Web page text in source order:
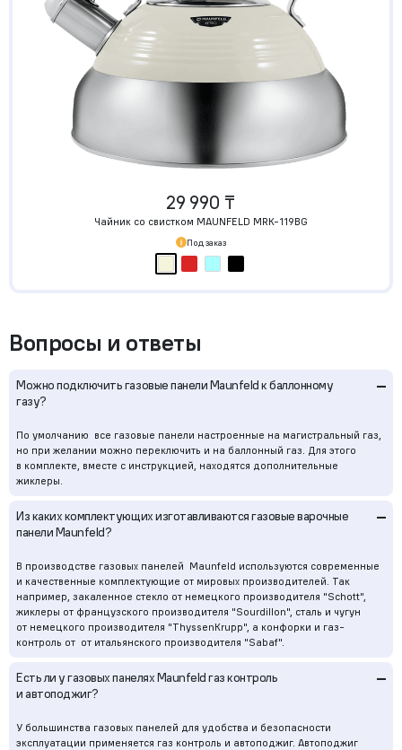
Вопросы и ответы
Можно подключить газовые панели Maunfeld к баллонному
газу?
–
По умолчанию все газовые панели настроенные на магистральный газ,
но при желании можно переключить и на баллонный газ. Для этого
в комплекте, вместе с инструкцией, находятся дополнительные
жиклеры.
Из каких комплектующих изготавливаются газовые варочные
панели Maunfeld?
–
В производстве газовых панелей Maunfeld используются современные
и качественные комплектующие от мировых производителей. Так
например, закаленное стекло от немецкого производителя "Schott",
жиклеры от французского производителя "Sourdillon", сталь и чугун
от немецкого производителя "ThyssenKrupp", а конфорки и газ-
контроль от от итальянского производителя "Sabaf".
Есть ли у газовых панелях Maunfeld газ контроль
и автоподжиг?
–
У большинства газовых панелей для удобства и безопасности
эксплуатации применяется газ контроль и автоподжиг. Автоподжиг
29 990 ₸
Чайник со свистком MAUNFELD MRK-119BG
Под заказ